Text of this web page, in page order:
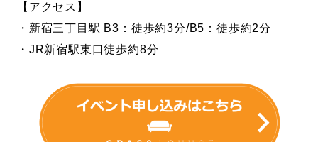
【アクセス】
・新宿三丁目駅 B3：徒歩約3分/B5：徒歩約2分
・JR新宿駅東口徒歩約8分